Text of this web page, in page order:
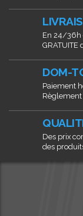
En 24/36h
GRATUITE
DOM-
Paiement
Règlement
Des prix
des